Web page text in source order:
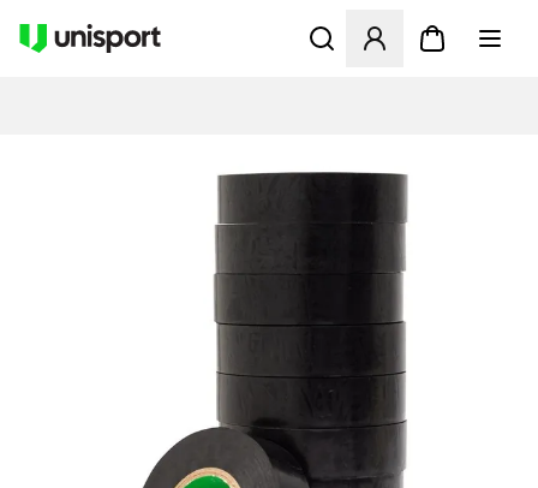
Opent een venster om in